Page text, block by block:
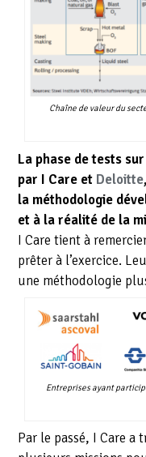
Chaîne de valeur du
La phase de tests
par I Care et Deloitte
la méthodologie
et à la réalité de la
I Care tient à
prêter à l’exercice.
une méthodologie
Entreprises ayant
Par le passé, I Care a